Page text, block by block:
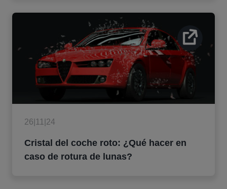
26|11|24
Cristal del coche roto: ¿Qué hacer en
caso de rotura de lunas?